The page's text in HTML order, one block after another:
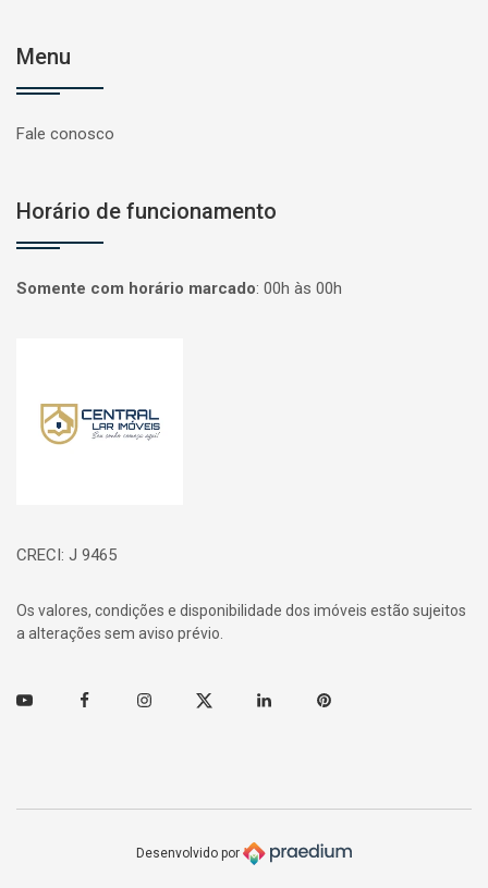
Menu
Fale conosco
Horário de funcionamento
Somente com horário marcado: 00h às 00h
CRECI: J 9465
Os valores, condições e disponibilidade dos imóveis estão sujeitos
a alterações sem aviso prévio.
Youtube FacebookInstagramTwitter Linkedin Pinterest
Desenvolvido por